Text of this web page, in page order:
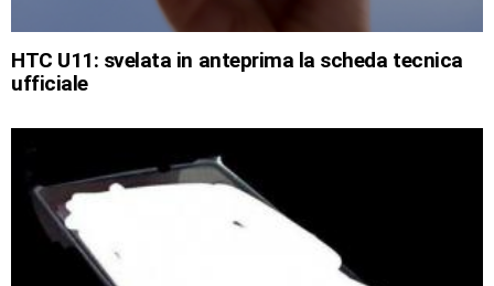
HTC U11: svelata in anteprima la scheda tecnica
ufficiale